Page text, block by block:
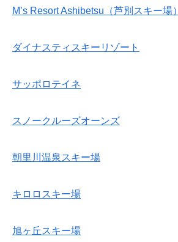
M’s Resort Ashibetsu（芦別スキー場）
ダイナスティスキーリゾート
サッポロテイネ
スノークルーズオーンズ
朝里川温泉スキー場
キロロスキー場
旭ヶ丘スキー場